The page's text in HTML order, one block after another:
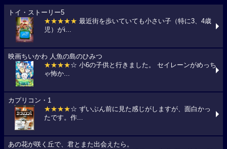
トイ・ストーリー5
★★★★★ 最近街を歩いていても小さい子（特に3、4歳
児）がi...
映画ちいかわ 人魚の島のひみつ
★★★★☆ 小6の子供と行きました。 セイレーンがめっち
ゃ怖か...
カプリコン・1
★★★★☆ ずいぶん前に見た感じがしますが、面白かっ
たです。作...
あの花が咲く丘で、君とまた出会えたら。